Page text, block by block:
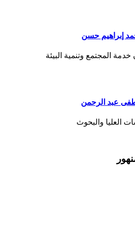
إبراهيم حسن
المجتمع وتنمية البيئة
عبد الرحمن
العليا والبحوث